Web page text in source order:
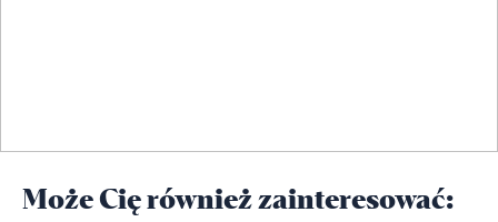
Może Cię również zainteresować: